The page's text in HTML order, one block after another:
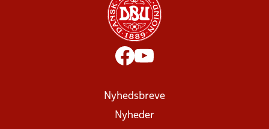
Nyhedsbreve
Nyheder